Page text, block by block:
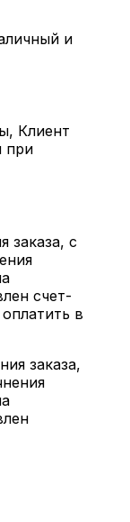
и
Клиент
при
заказа, с
счет-
в
заказа,